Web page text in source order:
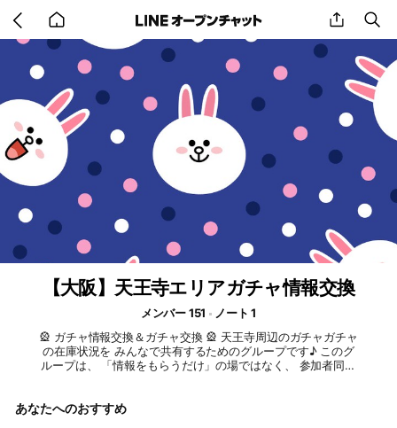
back
to
home
share
【大阪】天王寺エリアガチャ情報交換
メンバー 151
ノート 1
🎡 ガチャ情報交換＆ガチャ交換 🎡 天王寺周辺のガチャガチャ
の在庫状況を みんなで共有するためのグループです♪ このグ
ループは、 「情報をもらうだけ」の場ではなく、 参加者同士
ありました！」 ・「△△店では売り切れていました」 ・「昨
あなたへのおすすめ